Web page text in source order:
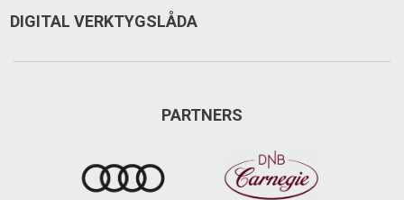
DIGITAL VERKTYGSLÅDA
PARTNERS